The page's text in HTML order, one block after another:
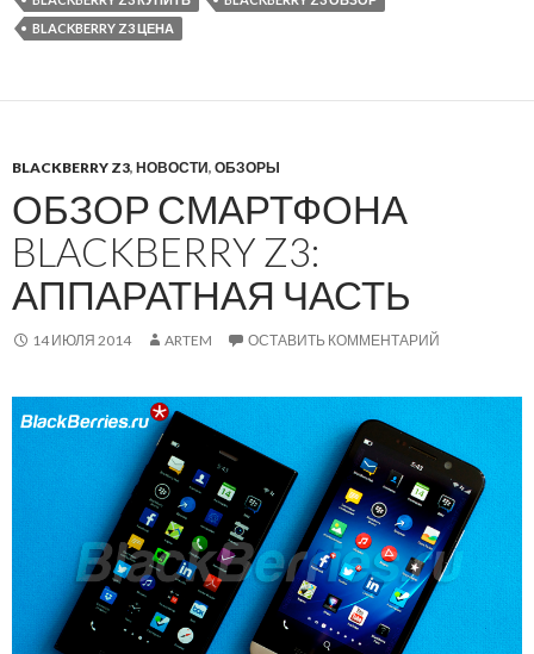
BLACKBERRY Z3 ЦЕНА
BLACKBERRY Z3, НОВОСТИ, ОБЗОРЫ
ОБЗОР СМАРТФОНА
BLACKBERRY Z3:
АППАРАТНАЯ ЧАСТЬ
14 ИЮЛЯ 2014 ARTEM ОСТАВИТЬ КОММЕНТАРИЙ